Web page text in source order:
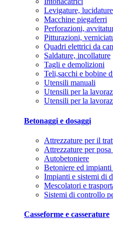
Levigature, lucidature
Macchine piegaferri
Perforazioni,
Pitturazioni,
Quadri elettrici da
Saldature, incollature
Tagli e demolizioni
Teli,sacchi e bobine
Utensili manuali
Utensili per la
Utensili per la
Betonaggi e dosaggi
Attrezzature per il
Attrezzature per
Autobetoniere
Betoniere ed
Impianti e sistemi di
Mescolatori e
Sistemi di controllo
Casseforme e casserature